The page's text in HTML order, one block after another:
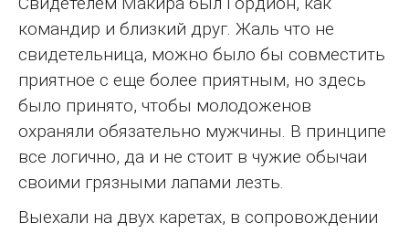
командир и близкий друг. Жаль что не
свидетельница, можно было бы совместить
приятное с еще более приятным, но здесь
было принято, чтобы молодоженов
охраняли обязательно мужчины. В принципе
все логично, да и не стоит в чужие обычаи
своими грязными лапами лезть.
Выехали на двух каретах, в сопровождении